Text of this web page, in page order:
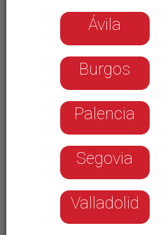
para blindar la
Ávila
Burgos
Palencia
Segovia
Valladolid